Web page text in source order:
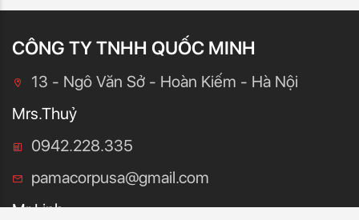
CÔNG TY TNHH QUỐC MINH
13 - Ngô Văn Sở - Hoàn Kiếm - Hà Nội
Mrs.Thuỷ
0942.228.335
pamacorpusa@gmail.com
Mr Linh